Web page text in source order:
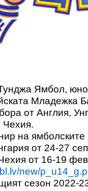
Ямбол,
Младежка
от Англия,
Чехия.
на
от 24-27
от 16-19
new/
сезон 2022-